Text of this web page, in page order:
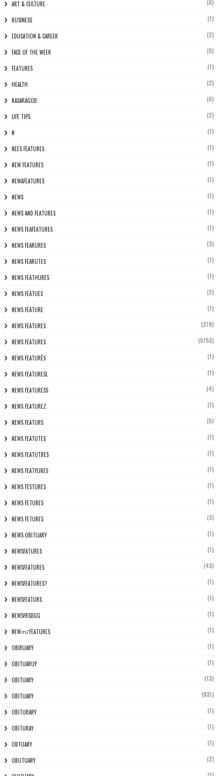
ART & CULTURE (6)
BUSINESS (1)
EDUCATION & CAREER (2)
FACE OF THE WEEK (5)
FEATURES (1)
HEALTH (2)
KASARAGOD (6)
LIFE TIPS (2)
N (1)
NEES FEATURES (1)
NEW FEATURES (1)
NEWAFEATURES (1)
NEWS (1)
NEWS AND FEATURES (1)
NEWS FEAFEATURES (1)
NEWS FEARURES (3)
NEWS FEARUTES (1)
NEWS FEATHURES (1)
NEWS FEATUES (2)
NEWS FEATURE (1)
NEWS FEATURES (278)
NEWS FEATURES (5753)
NEWS FEATURÈS (1)
NEWS FEATURESL (1)
NEWS FEATURESS (4)
NEWS FEATUREZ (1)
NEWS FEATURS (5)
NEWS FEATUTES (1)
NEWS FEATUTRES (1)
NEWS FEATYURES (1)
NEWS FESTURES (1)
NEWS FETURES (1)
NEWS FETURES (2)
NEWS OBITUARY (1)
NEWSFATURES (1)
NEWSFEATURES (43)
NEWSFEATURES? (1)
NEWSFEATURS (1)
NEWSFRSDGG (1)
NEWസ് FEATURES (1)
OBIRUARY (1)
OBITUARUY (1)
OBITUARY (13)
OBITUARY (831)
OBITURARY (1)
OBITURAY (1)
OBTUARY (1)
OBUTUARY (2)